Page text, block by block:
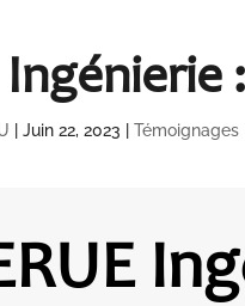
Ingénierie
|Juin 22, 2023 |Témoignages